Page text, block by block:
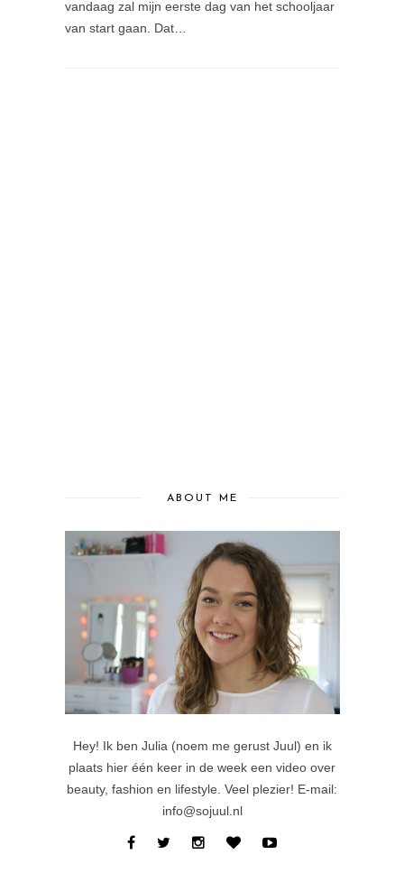
vandaag zal mijn eerste dag van het schooljaar
van start gaan. Dat…
ABOUT ME
Hey! Ik ben Julia (noem me gerust Juul) en ik
plaats hier één keer in de week een video over
beauty, fashion en lifestyle. Veel plezier! E-mail:
info@sojuul.nl